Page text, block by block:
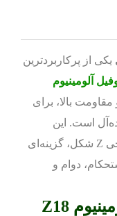
یکی از پرکاربردترین
آلومینیوم
بالا، برای
است. این
پروفیل با ضخامت 2.5 میلی‌متر و طراحی Z شکل، گزینه‌ای
دوام و
فنی پروفیل آلومینیوم Z18